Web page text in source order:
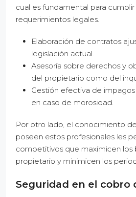
cual es fundamental para
requerimientos legales.
Elaboración de contratos
legislación actual.
Asesoría sobre derechos y
del propietario como del
Gestión efectiva de
en caso de morosidad.
Por otro lado, el conocimiento
poseen estos profesionales les
competitivos que maximicen los
propietario y minimicen los
Seguridad en el cobro